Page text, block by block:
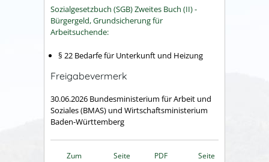
Sozialgesetzbuch (SGB) Zweites Buch (II) -
Bürgergeld, Grundsicherung für
Arbeitsuchende:
§ 22 Bedarfe für Unterkunft und Heizung
Freigabevermerk
30.06.2026 Bundesministerium für Arbeit und
Soziales (BMAS) und Wirtschaftsministerium
Baden-Württemberg
Zum
Seite
PDF
Seite